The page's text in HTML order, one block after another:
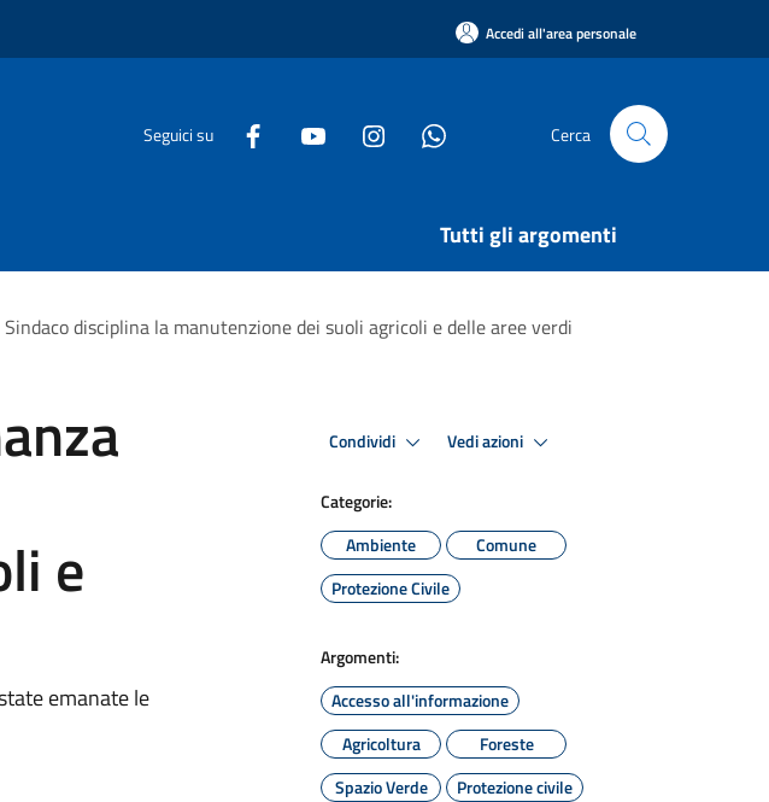
Accedi all'area personale
Seguici su Cerca
Tutti gli argomenti
disciplina la manutenzione dei suoli agricoli e delle aree verdi
e
emanate le
Condividi Vedi azioni
Categorie:
Ambiente
Comune
Protezione Civile
Argomenti:
Accesso all'informazione
Agricoltura
Foreste
Spazio Verde
Protezione civile